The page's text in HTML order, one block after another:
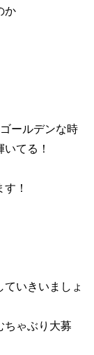
か
ールデンな時
てる！
！
ていきいましょ
ちゃぶり大募